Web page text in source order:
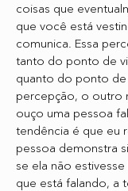
coisas que
que você está
comunica. Essa
tanto do ponto de
quanto do ponto
percepção, o outro
ouço uma pessoa
tendência é que eu
pessoa demonstra
se ela não
que está falando, a